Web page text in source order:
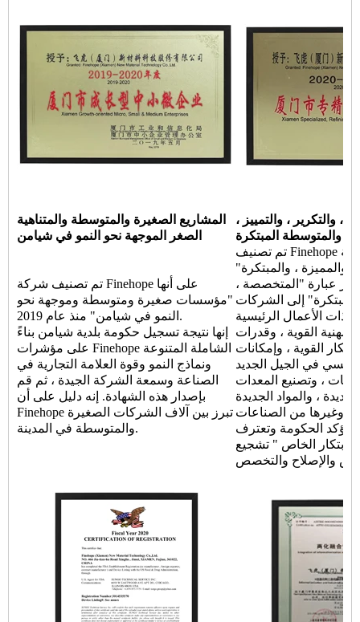
المشاريع الصغيرة والمتوسطة والمتناهية
الصغر الموجهة نحو النمو في شيامن
والتكرير ، والتمييز ،
والمتوسطة المبتكرة
تم تصنيف شركة Finehope على أنها
"مؤسسات صغيرة ومتوسطة وموجهة نحو
النمو في شيامن" منذ عام 2019.
إنها نتيجة تسجيل حكومة بلدية شيامن بناءً
على مؤشرات Finehope الشاملة المتنوعة
ونماذج النمو وقوة العلامة التجارية في
الصناعة وسمعة الشركة الجيدة ، ثم قم
بإصدار هذه الشهادة. إنه دليل على أن
Finehope تبرز بين آلاف الشركات الصغيرة
والمتوسطة في المدينة.
تم تصنيف Finehope على أنها "شركة Xiamen
والمميزة ، والمبتكرة"
عام 2020. تشير عبارة "المتخصصة ،
والمبتكرة" إلى الشركات
ذات الأعمال الرئيسية
القوية ، وقدرات
القوية ، وإمكانات
في الجيل الجديد
، وتصنيع المعدات
، والمواد الجديدة
وغيرها من الصناعات
تؤكد الحكومة وتعترف
الخاص " تشجيع